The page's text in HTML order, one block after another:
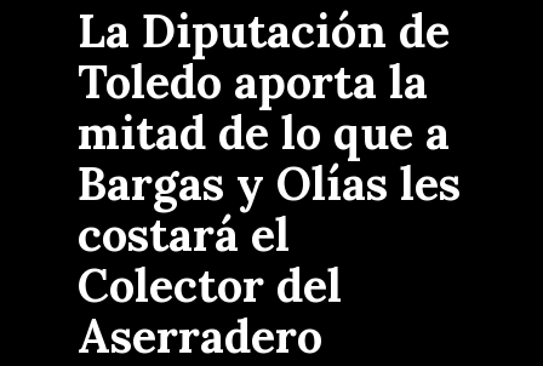
La Diputación de
Toledo aporta la
mitad de lo que a
Bargas y Olías les
costará el
Colector del
Aserradero